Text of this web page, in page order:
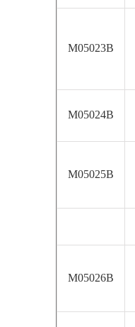
М05023В
М05024В
М05025В
М05026В